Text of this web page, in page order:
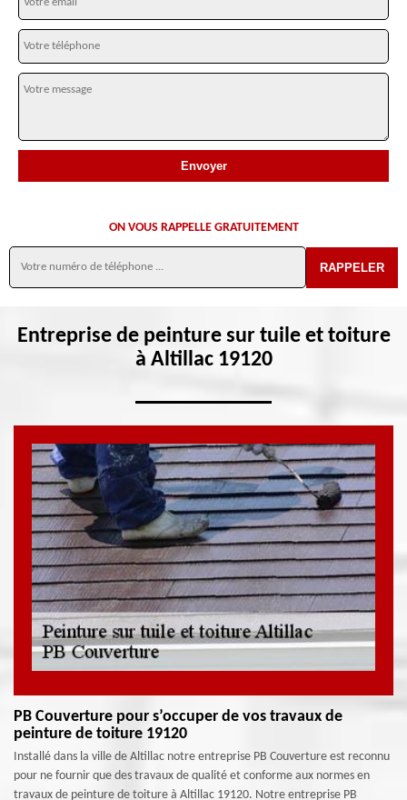
ON VOUS RAPPELLE GRATUITEMENT
Entreprise de peinture sur tuile et toiture
à Altillac 19120
PB Couverture pour s’occuper de vos travaux de
peinture de toiture 19120
Installé dans la ville de Altillac notre entreprise PB Couverture est reconnu
pour ne fournir que des travaux de qualité et conforme aux normes en
travaux de peinture de toiture à Altillac 19120. Notre entreprise PB